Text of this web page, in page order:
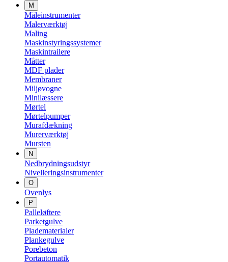
M
Måleinstrumenter
Malerværktøj
Maling
Maskinstyringssystemer
Maskintrailere
Måtter
MDF plader
Membraner
Miljøvogne
Minilæssere
Mørtel
Mørtelpumper
Murafdækning
Murerværktøj
Mursten
N
Nedbrydningsudstyr
Nivelleringsinstrumenter
O
Ovenlys
P
Palleløftere
Parketgulve
Pladematerialer
Plankegulve
Porebeton
Portautomatik